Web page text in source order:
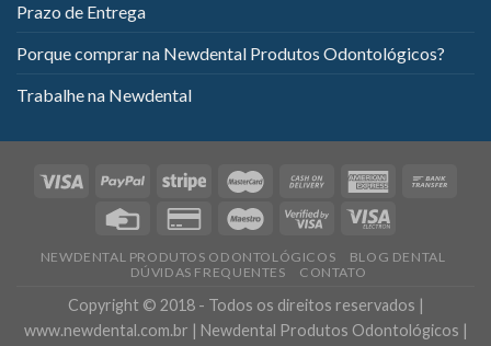
Prazo de Entrega
Porque comprar na Newdental Produtos Odontológicos?
Trabalhe na Newdental
NEWDENTAL PRODUTOS ODONTOLÓGICOS
BLOG DENTAL
DÚVIDAS FREQUENTES
CONTATO
Copyright © 2018 - Todos os direitos reservados |
www.newdental.com.br | Newdental Produtos Odontológicos |